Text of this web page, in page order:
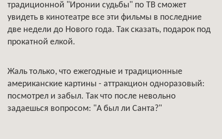
традиционной "Иронии судьбы" по ТВ сможет
увидеть в кинотеатре все эти фильмы в последние
две недели до Нового года. Так сказать, подарок под
прокатной елкой.
Жаль только, что ежегодные и традиционные
американские картины - аттракцион одноразовый:
посмотрел и забыл. Так что после невольно
задаешься вопросом: "А был ли Санта?"